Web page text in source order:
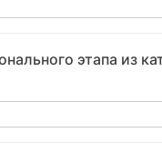
этапа из